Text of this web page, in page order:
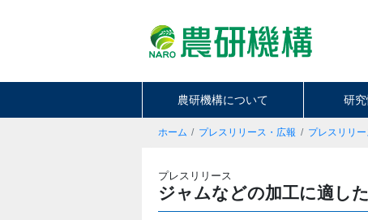
農研機構について 研
ホーム プレスリリース・広報 プレスリリー
プレスリリース
ジャムなどの加工に適し